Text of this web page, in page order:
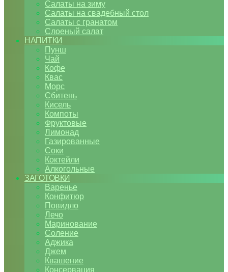
Салаты на зиму
Салаты на свадебный стол
Салаты с гранатом
Слоеный салат
НАПИТКИ
Пунш
Чай
Кофе
Квас
Морс
Сбитень
Кисель
Компоты
Фруктовые
Лимонад
Газированные
Соки
Коктейли
Алкогольные
ЗАГОТОВКИ
Варенье
Конфитюр
Повидло
Лечо
Маринование
Соление
Аджика
Джем
Квашение
Консервация